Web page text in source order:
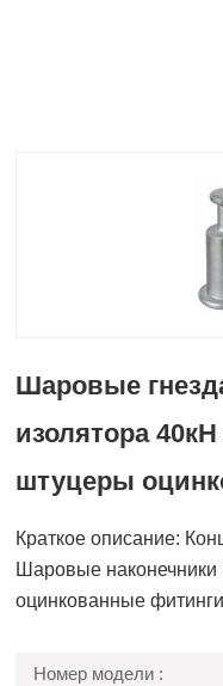
Шаровые
изолятора
штуцеры
Краткое описание:
Шаровые наконечники
оцинкованные фитинги
Номер модели :